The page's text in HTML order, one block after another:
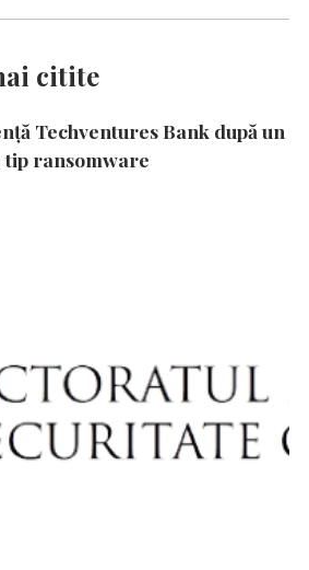
citite
Techventures Bank după un
tip ransomware